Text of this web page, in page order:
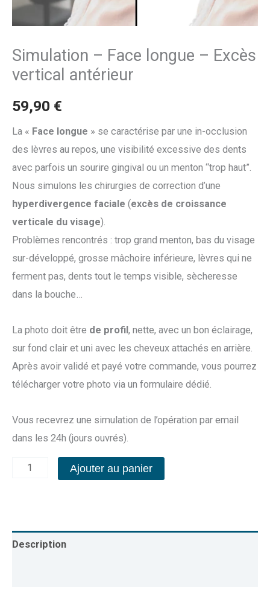
Simulation – Face longue – Excès
vertical antérieur
59,90 €
La « Face longue » se caractérise par une in-occlusion
des lèvres au repos, une visibilité excessive des dents
avec parfois un sourire gingival ou un menton “trop haut”.
Nous simulons les chirurgies de correction d’une
hyperdivergence faciale (excès de croissance
verticale du visage).
Problèmes rencontrés : trop grand menton, bas du visage
sur-développé, grosse mâchoire inférieure, lèvres qui ne
ferment pas, dents tout le temps visible, sècheresse
dans la bouche…
La photo doit être de profil, nette, avec un bon éclairage,
sur fond clair et uni avec les cheveux attachés en arrière.
Après avoir validé et payé votre commande, vous pourrez
télécharger votre photo via un formulaire dédié.
Vous recevrez une simulation de l’opération par email
dans les 24h (jours ouvrés).
Ajouter au panier
Description